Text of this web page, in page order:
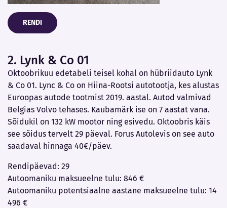
RENDI
2. Lynk & Co 01
Oktoobrikuu edetabeli teisel kohal on hübriidauto Lynk
& Co 01. Lync & Co on Hiina-Rootsi autotootja, kes alustas
Euroopas autode tootmist 2019. aastal. Autod valmivad
Belgias Volvo tehases. Kaubamärk ise on 7 aastat vana.
Sõidukil on 132 kW mootor ning esivedu. Oktoobris käis
see sõidus tervelt 29 päeval. Forus Autolevis on see auto
saadaval hinnaga 40€/päev.
Rendipäevad: 29
Autoomaniku maksueelne tulu: 846 €
Autoomaniku potentsiaalne aastane maksueelne tulu: 14
496 €